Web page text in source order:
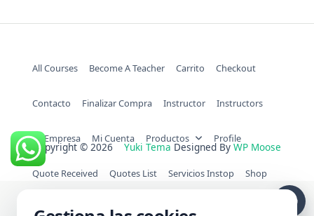
All Courses Become A Teacher Carrito Checkout
Contacto Finalizar Compra Instructor Instructors
La Empresa Mi Cuenta Productos Profile
Quote Received Quotes List Servicios Instop Shop
Term Conditions
Copyright © 2026 Yuki Tema Designed By WP Moose